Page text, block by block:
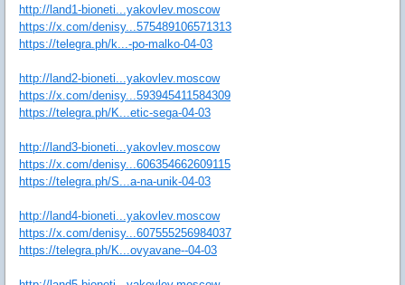
http://land1-bioneti...yakovlev.moscow
https://x.com/denisy...575489106571313
https://telegra.ph/k...-po-malko-04-03
http://land2-bioneti...yakovlev.moscow
https://x.com/denisy...593945411584309
https://telegra.ph/K...etic-sega-04-03
http://land3-bioneti...yakovlev.moscow
https://x.com/denisy...606354662609115
https://telegra.ph/S...a-na-unik-04-03
http://land4-bioneti...yakovlev.moscow
https://x.com/denisy...607555256984037
https://telegra.ph/K...ovyavane--04-03